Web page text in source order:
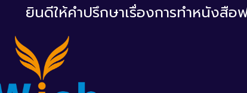
ยินดีให้คำปรึกษาเรื่องการทำหนังสื